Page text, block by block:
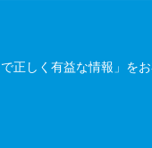
しく有益な情報」を